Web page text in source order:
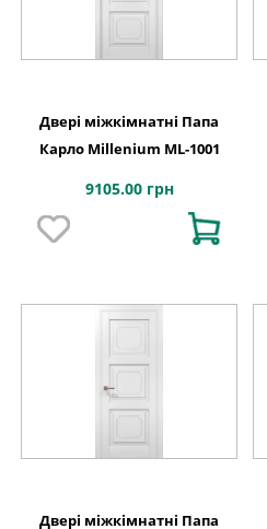
Двері міжкімнатні Папа
Карло Millenium ML-1001
9105.00 грн
Двері міжкімнатні Папа